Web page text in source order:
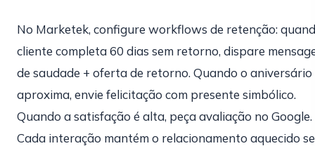
No Marketek, configure workflows de retenção:
cliente completa 60 dias sem retorno, dispare
de saudade + oferta de retorno. Quando o aniversário
aproxima, envie felicitação com presente simbólico.
Quando a satisfação é alta, peça avaliação no Google.
Cada interação mantém o relacionamento aquecido